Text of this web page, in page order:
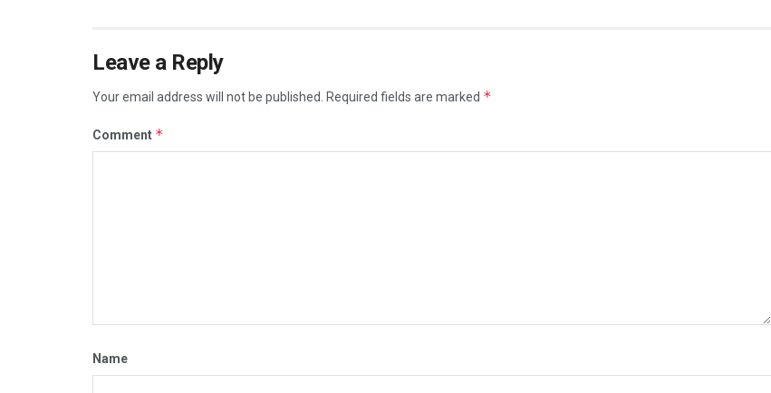
Leave a Reply
Your email address will not be published. Required fields are marked *
Comment *
Name